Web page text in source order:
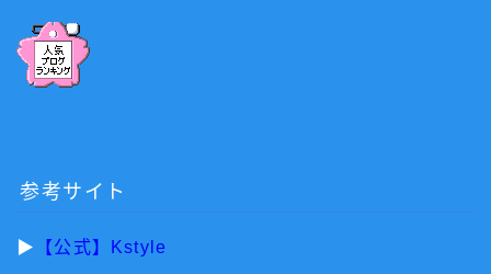
参考サイト
▶︎ 【公式】Kstyle